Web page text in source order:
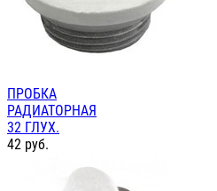
ПРОБКА
РАДИАТОРНАЯ
32 ГЛУХ.
42 руб.